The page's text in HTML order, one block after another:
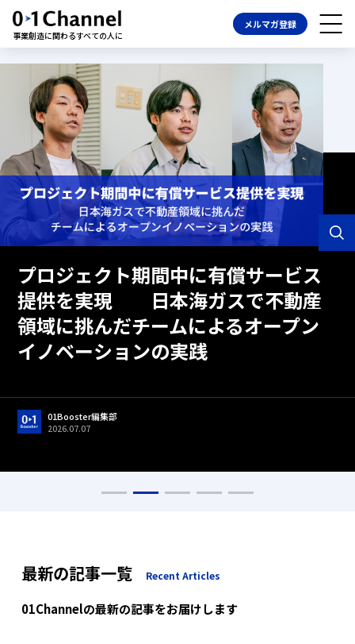
事業創造に関わるすべての人に
メルマガ登録
01Booster編集部
2026.05.01
プロジェクト期間中に有償サービス
提供を実現 日本海ガスで不動産
領域に挑んだチームによるオープン
イノベーションの実践
01Booster編集部
2026.07.07
01Booster編集部
2026.05.13
01Booster編集部
2026.05.01
最新の記事一覧 Recent Articles
01Channelの最新の記事をお届けします